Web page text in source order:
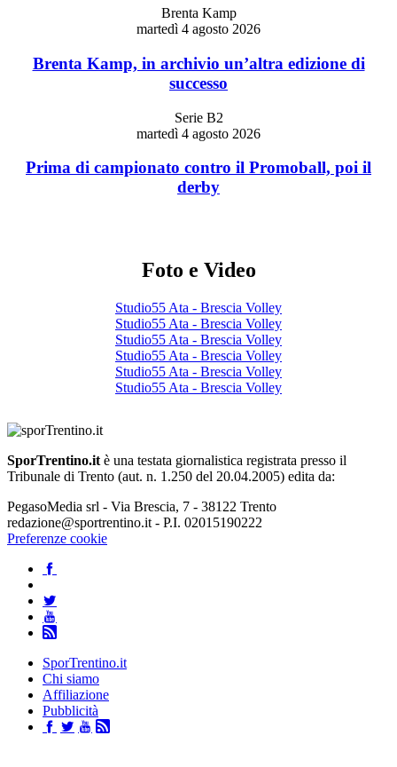
Brenta Kamp
martedì 4 agosto 2026
Brenta Kamp, in archivio un’altra edizione di
successo
Serie B2
martedì 4 agosto 2026
Prima di campionato contro il Promoball, poi il
derby
Foto e Video
Studio55 Ata - Brescia Volley
Studio55 Ata - Brescia Volley
Studio55 Ata - Brescia Volley
Studio55 Ata - Brescia Volley
Studio55 Ata - Brescia Volley
Studio55 Ata - Brescia Volley
SporTrentino.it è una testata giornalistica registrata presso il
Tribunale di Trento (aut. n. 1.250 del 20.04.2005) edita da:
PegasoMedia srl - Via Brescia, 7 - 38122 Trento
redazione@sportrentino.it - P.I. 02015190222
Preferenze cookie
SporTrentino.it
Chi siamo
Affiliazione
Pubblicità